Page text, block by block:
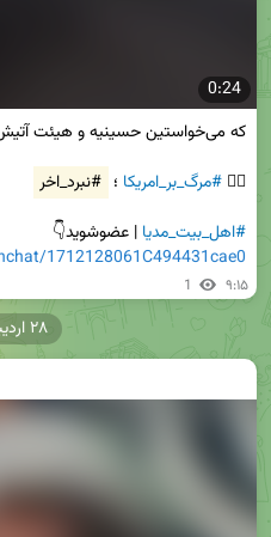
0:24
✊🏻 #مرگ_بر_امریکا ؛ #نبرد_اخر
#اهل_بیت_مدیا | عضوشوید👇
1712128061C494431cae0
1 ۹:۱۵
۲۸ اردیبهشت